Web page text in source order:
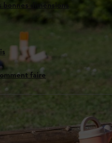
dimensions
faire
comme des adultes.